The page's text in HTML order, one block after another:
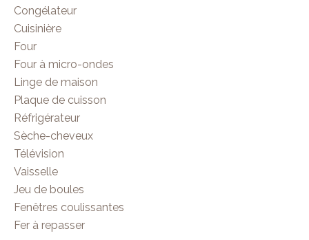
Congélateur
Cuisinière
Four
Four à micro-ondes
Linge de maison
Plaque de cuisson
Réfrigérateur
Sèche-cheveux
Télévision
Vaisselle
Jeu de boules
Fenêtres coulissantes
Fer à repasser